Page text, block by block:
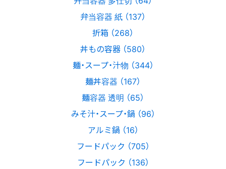
弁当容器 紙 （137）
折箱 （268）
丼もの容器 （580）
麺・スープ・汁物 （344）
麺丼容器 （167）
麺容器 透明 （65）
みそ汁・スープ・鍋 （96）
アルミ鍋 （16）
フードパック （705）
フードパック （136）